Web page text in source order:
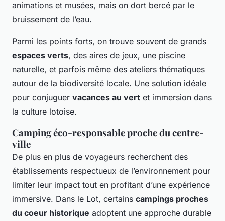
animations et musées, mais on dort bercé par le
bruissement de l’eau.
Parmi les points forts, on trouve souvent de grands
espaces verts, des aires de jeux, une piscine
naturelle, et parfois même des ateliers thématiques
autour de la biodiversité locale. Une solution idéale
pour conjuguer vacances au vert et immersion dans
la culture lotoise.
Camping éco-responsable proche du centre-
ville
De plus en plus de voyageurs recherchent des
établissements respectueux de l’environnement pour
limiter leur impact tout en profitant d’une expérience
immersive. Dans le Lot, certains campings proches
du coeur historique adoptent une approche durable